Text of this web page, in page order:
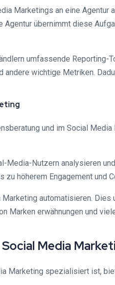
Marketings an eine
übernimmt diese
umfassende Reporting-
wichtige Metriken.
und im Social
Nutzern analysieren
höherem Engagement und
automatisieren.
Marken erwähnungen und
Media
Marketing spezialisiert ist,